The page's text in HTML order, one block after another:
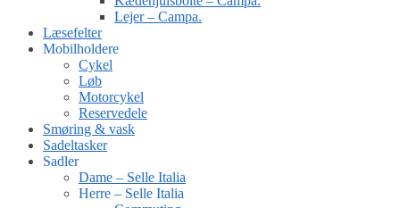
Lejer – Campa.
Læsefelter
Mobilholdere
Cykel
Løb
Motorcykel
Reservedele
Smøring & vask
Sadeltasker
Sadler
Dame – Selle Italia
Herre – Selle Italia